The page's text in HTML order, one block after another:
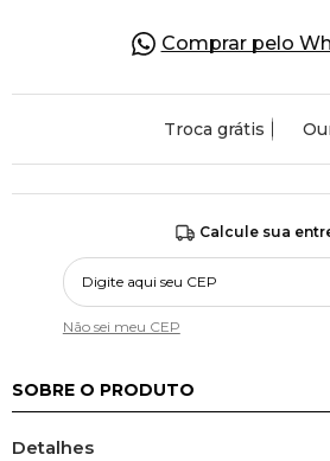
Comprar pelo
Troca grátis
Calcule sua
Não sei meu CEP
SOBRE O PRODUTO
Detalhes
OFERTAS